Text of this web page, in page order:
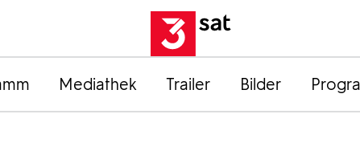
Mediathek Trailer Bilder